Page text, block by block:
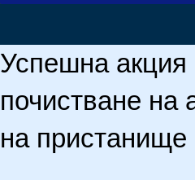
Успешна акция
почистване на
на пристанище